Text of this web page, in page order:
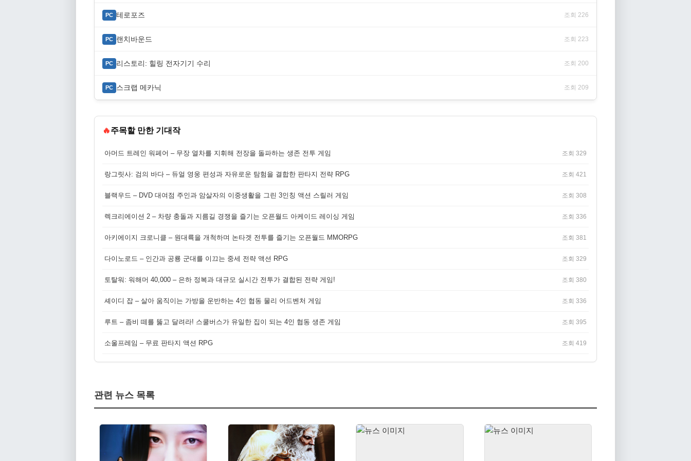
PC 테로포즈 조회 226
PC 랜치바운드 조회 223
PC 리스토리: 힐링 전자기기 수리 조회 200
PC 스크랩 메카닉 조회 209
🔥주목할 만한 기대작
아머드 트레인 워페어 – 무장 열차를 지휘해 전장을 돌파하는 생존 전투 게임 조회 329
랑그릿사: 검의 바다 – 듀얼 영웅 편성과 자유로운 탐험을 결합한 판타지 전략 RPG 조회 421
블랙우드 – DVD 대여점 주인과 암살자의 이중생활을 그린 3인칭 액션 스릴러 게임 조회 308
렉크리에이션 2 – 차량 충돌과 지름길 경쟁을 즐기는 오픈월드 아케이드 레이싱 게임 조회 336
아키에이지 크로니클 – 원대륙을 개척하며 논타겟 전투를 즐기는 오픈월드 MMORPG 조회 381
다이노로드 – 인간과 공룡 군대를 이끄는 중세 전략 액션 RPG 조회 329
토탈워: 워해머 40,000 – 은하 정복과 대규모 실시간 전투가 결합된 전략 게임! 조회 380
셰이디 잡 – 살아 움직이는 가방을 운반하는 4인 협동 물리 어드벤처 게임 조회 336
루트 – 좀비 떼를 뚫고 달려라! 스쿨버스가 유일한 집이 되는 4인 협동 생존 게임 조회 395
소울프레임 – 무료 판타지 액션 RPG 조회 419
관련 뉴스 목록